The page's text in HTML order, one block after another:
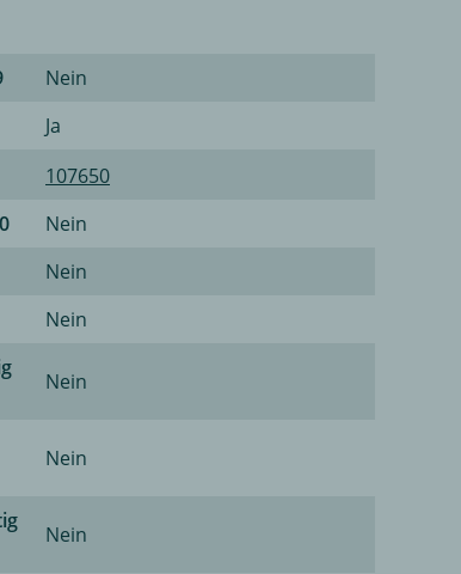
Nein
Ja
107650
Nein
Nein
Nein
Nein
Nein
Nein